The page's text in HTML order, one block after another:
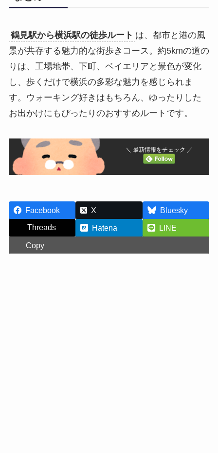
鶴見駅から横浜駅の徒歩ルート は、都市と港の風
景が共存する魅力的な街歩きコース。約5kmの道の
りは、工場地帯、下町、ベイエリアと景色が変化
し、歩くだけで横浜の多彩な魅力を感じられま
す。ウォーキング好きはもちろん、ゆったりした
お出かけにもぴったりのおすすめルートです。
＼ 最新情報をチェック ／
Facebook X
Bluesky
Threads
Hatena
LINE
Copy